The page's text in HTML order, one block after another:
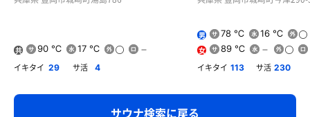
共
90 ℃ 17 ℃
イキタイ 29 サ活 4
男 78 ℃ 16 ℃
女 89 ℃
イキタイ 113 サ活 230
サウナ検索に戻る